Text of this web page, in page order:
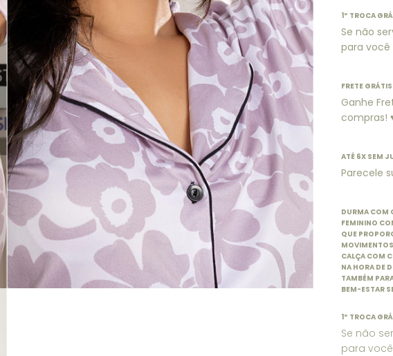
1º TROCA
Se não
para você
FRETE GRÁTIS
Ganhe
compras!
ATÉ 6X SEM
Parecele
DURMA COM
FEMININO
QUE
CALÇA COM
NA HORA DE
TAMBÉM
BEM-ESTAR
1º TROCA
Se não
para